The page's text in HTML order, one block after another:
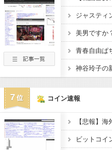
7 コイン速報
ビットコイ